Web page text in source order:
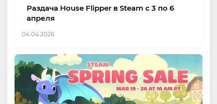
Раздача House Flipper в Steam с 3 по 6
апреля
04.04.2026